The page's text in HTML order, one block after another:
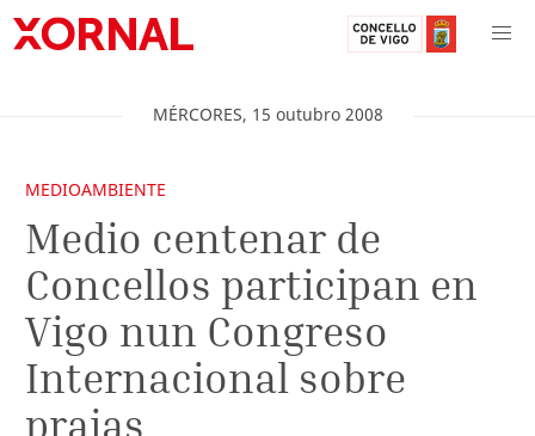
MÉRCORES, 15 outubro 2008
MEDIOAMBIENTE
Medio centenar de
Concellos participan en
Vigo nun Congreso
Internacional sobre
praias